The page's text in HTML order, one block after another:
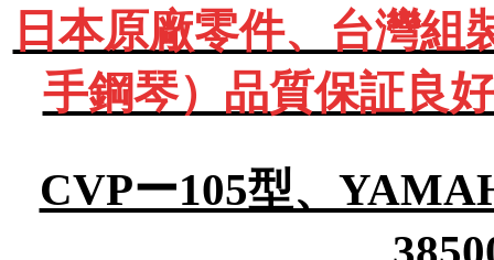
日本原廠零件、台灣
手鋼琴）品質保証良
CVPー105型、